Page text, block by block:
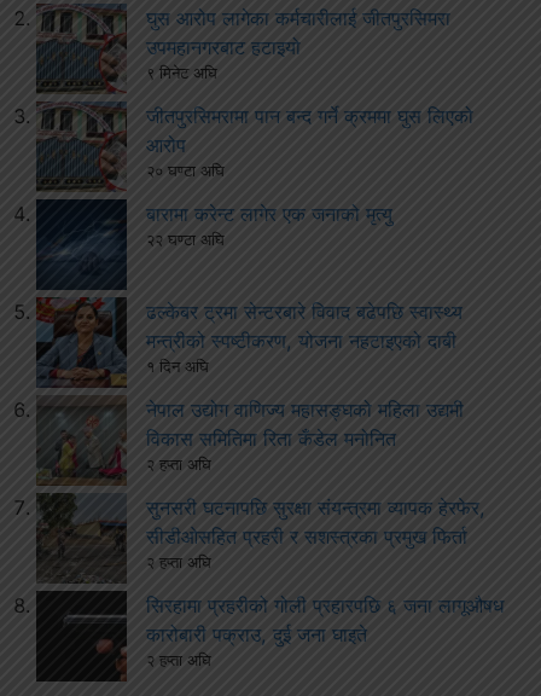
घुस आरोप लागेका कर्मचारीलाई जीतपुरसिमरा
उपमहानगरबाट हटाइयो
९ मिनेट अघि
जीतपुरसिमरामा पान बन्द गर्ने क्रममा घुस लिएको
आरोप
२० घण्टा अघि
बारामा करेन्ट लागेर एक जनाको मृत्यु
२२ घण्टा अघि
ढल्केबर ट्रमा सेन्टरबारे विवाद बढेपछि स्वास्थ्य
मन्त्रीको स्पष्टीकरण, योजना नहटाइएको दाबी
१ दिन अघि
नेपाल उद्योग वाणिज्य महासङ्घको महिला उद्यमी
विकास समितिमा रिता कँडेल मनोनित
२ हप्ता अघि
सुनसरी घटनापछि सुरक्षा संयन्त्रमा व्यापक हेरफेर,
सीडीओसहित प्रहरी र सशस्त्रका प्रमुख फिर्ता
२ हप्ता अघि
सिरहामा प्रहरीको गोली प्रहारपछि ६ जना लागूऔषध
कारोबारी पक्राउ, दुई जना घाइते
२ हप्ता अघि